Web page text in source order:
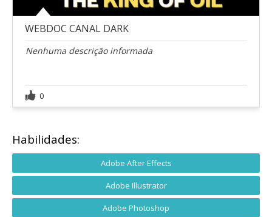
WEBDOC CANAL DARK
Nenhuma descrição informada
0
Habilidades:
Adobe After Effects
Adobe Illustrator
Adobe Photoshop